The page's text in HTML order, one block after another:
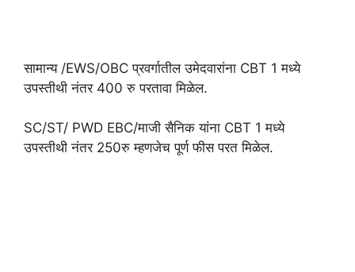
सामान्य /EWS/OBC प्रवर्गातील उमेदवारांना CBT 1 मध्ये
उपस्तीथी नंतर 400 रु परतावा मिळेल.
SC/ST/ PWD EBC/माजी सैनिक यांना CBT 1 मध्ये
उपस्तीथी नंतर 250रु म्हणजेच पूर्ण फीस परत मिळेल.